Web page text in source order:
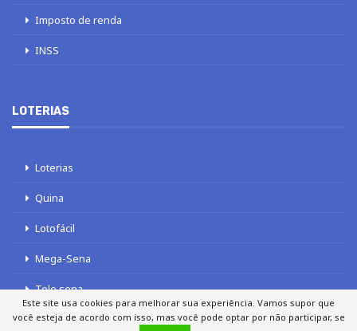
Imposto de renda
INSS
LOTERIAS
Loterias
Quina
Lotofácil
Mega-Sena
Tele sena
Este site usa cookies para melhorar sua experiência. Vamos supor que
você esteja de acordo com isso, mas você pode optar por não participar, se